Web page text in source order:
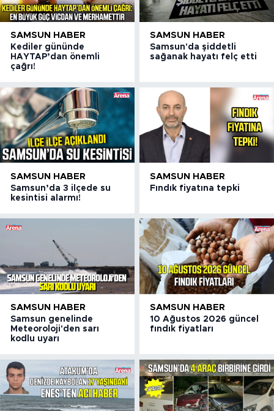
SAMSUN HABER
Kediler gününde
HAYTAP’dan önemli
çağrı!
SAMSUN HABER
Samsun'da şiddetli
sağanak hayatı felç etti
SAMSUN HABER
Samsun’da 3 ilçede su
kesintisi alarmı!
SAMSUN HABER
Fındık fiyatına tepki
SAMSUN HABER
Samsun genelinde
Meteoroloji'den sarı
kodlu uyarı
SAMSUN HABER
10 Ağustos 2026 güncel
fındık fiyatları